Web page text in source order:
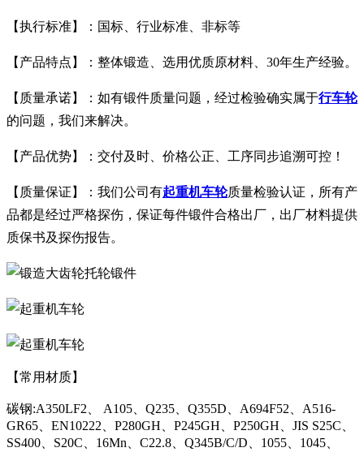
【执行标准】：国标、行业标准、非标等
【产品特点】：整体锻造、选用优质原材料、30年生产经验。
【质量承诺】：如有锻件质量问题，经过检验确实属于行车轮
的问题，我们来解决。
【产品优势】：交付及时、价格公正、工序同步追溯可控！
【质量保证】：我们公司有起重机车轮质量检验认证，所有产
品都是经过严格探伤，保证每件锻件合格出厂，出厂材料提供
质保书及探伤报告。
【常用材质】
碳钢:A350LF2、 A105、Q235、Q355D、A694F52、A516-
GR65、EN10222、P280GH、P245GH、P250GH、JIS S25C、
SS400、S20C、16Mn、C22.8、Q345B/C/D、1055、1045、